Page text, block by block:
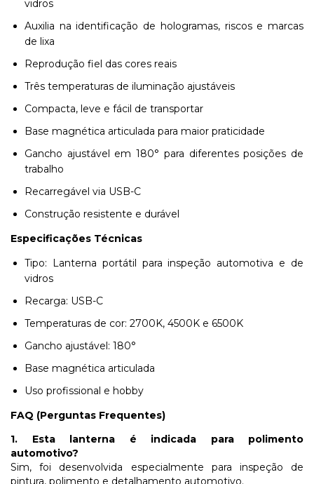
vidros
Auxilia na identificação de hologramas, riscos e marcas
de lixa
Reprodução fiel das cores reais
Três temperaturas de iluminação ajustáveis
Compacta, leve e fácil de transportar
Base magnética articulada para maior praticidade
Gancho ajustável em 180° para diferentes posições de
trabalho
Recarregável via USB-C
Construção resistente e durável
Especificações Técnicas
Tipo: Lanterna portátil para inspeção automotiva e de
vidros
Recarga: USB-C
Temperaturas de cor: 2700K, 4500K e 6500K
Gancho ajustável: 180°
Base magnética articulada
Uso profissional e hobby
FAQ (Perguntas Frequentes)
1. Esta lanterna é indicada para polimento
automotivo?
Sim, foi desenvolvida especialmente para inspeção de
pintura, polimento e detalhamento automotivo.